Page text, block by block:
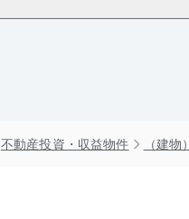
不動産投資・収益物件 （建